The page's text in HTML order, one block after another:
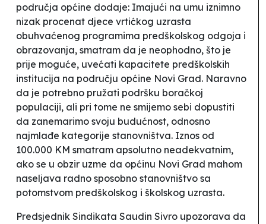
područja općine dodaje: Imajući na umu iznimno
nizak procenat djece vrtićkog uzrasta
obuhvaćenog programima predškolskog odgoja i
obrazovanja, smatram da je neophodno, što je
prije moguće, uvećati kapacitete predškolskih
institucija na području općine Novi Grad. Naravno
da je potrebno pružati podršku boračkoj
populaciji, ali pri tome ne smijemo sebi dopustiti
da zanemarimo svoju budućnost, odnosno
najmlađe kategorije stanovništva. Iznos od
100.000 KM smatram apsolutno neadekvatnim,
ako se u obzir uzme da općinu Novi Grad mahom
naseljava radno sposobno stanovništvo sa
potomstvom predškolskog i školskog uzrasta.
Predsjednik Sindikata Saudin Sivro upozorava da